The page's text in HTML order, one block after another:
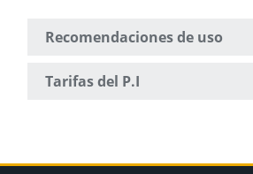
Recomendaciones de uso
Tarifas del P.I